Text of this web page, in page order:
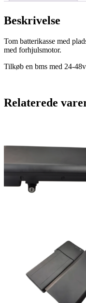
Beskrivelse
Tom batterikasse med
med forhjulsmotor.
Tilkøb en bms med 24-
Relaterede